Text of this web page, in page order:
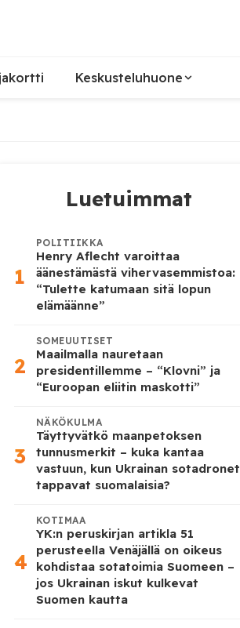
Keskusteluhuone
Luetuimmat
1
POLITIIKKA
Henry Aflecht varoittaa
äänestämästä vihervasemmistoa:
“Tulette katumaan sitä lopun
elämäänne”
2
SOMEUUTISET
Maailmalla nauretaan
presidentillemme – “Klovni” ja
“Euroopan eliitin maskotti”
3
NÄKÖKULMA
Täyttyvätkö maanpetoksen
tunnusmerkit – kuka kantaa
vastuun, kun Ukrainan sotadronet
tappavat suomalaisia?
4
KOTIMAA
YK:n peruskirjan artikla 51
perusteella Venäjällä on oikeus
kohdistaa sotatoimia Suomeen –
jos Ukrainan iskut kulkevat
Suomen kautta